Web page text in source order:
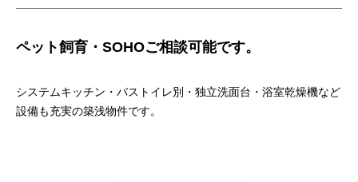
ペット飼育・SOHOご相談可能です。
システムキッチン・バストイレ別・独立洗面台・浴室乾燥機など
設備も充実の築浅物件です。